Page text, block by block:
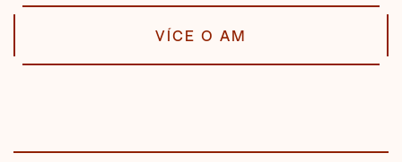
VÍCE O AM